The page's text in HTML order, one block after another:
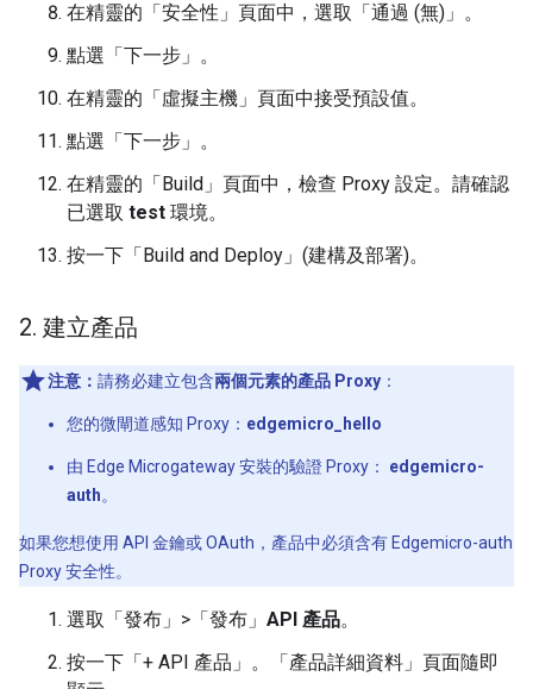
在精靈的「安全性」頁面中，選取「通過 (無)」 。
點選「下一步」。
在精靈的「虛擬主機」頁面中接受預設值。
點選「下一步」。
在精靈的「Build」頁面中，檢查 Proxy 設定。請確認
已選取 test 環境。
按一下「Build and Deploy」(建構及部署)。
2. 建立產品
注意： 請務必建立包含兩個元素的產品 Proxy ：
您的微閘道感知 Proxy： edgemicro_hello
由 Edge Microgateway 安裝的驗證 Proxy： edgemicro-
auth。
如果您想使用 API 金鑰或 OAuth，產品中必須含有 Edgemicro-auth
Proxy 安全性。
選取「發布」>「發布」 API 產品。
按一下「+ API 產品」 。「產品詳細資料」頁面隨即